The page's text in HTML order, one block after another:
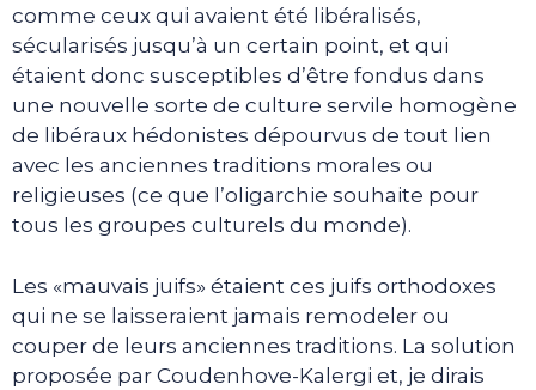
comme ceux qui avaient été libéralisés,
sécularisés jusqu’à un certain point, et qui
étaient donc susceptibles d’être fondus dans
une nouvelle sorte de culture servile homogène
de libéraux hédonistes dépourvus de tout lien
avec les anciennes traditions morales ou
religieuses (ce que l’oligarchie souhaite pour
tous les groupes culturels du monde).
Les «mauvais juifs» étaient ces juifs orthodoxes
qui ne se laisseraient jamais remodeler ou
couper de leurs anciennes traditions. La solution
proposée par Coudenhove-Kalergi et, je dirais